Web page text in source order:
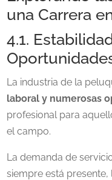
una Carrera
4.1.
La industria de la
laboral y numerosas
profesional para
el campo.
La demanda de
siempre está